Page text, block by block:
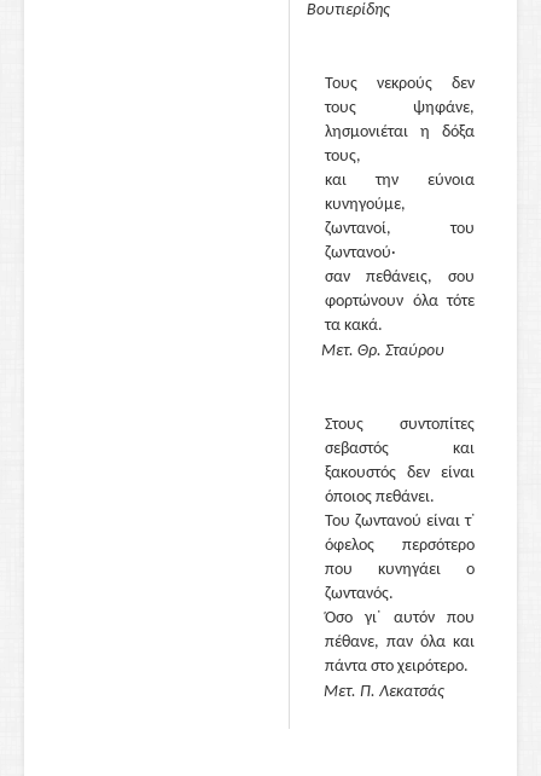
Βουτιερίδης
Τους νεκρούς δεν
τους ψηφάνε,
λησμονιέται η δόξα
τους,
και την εύνοια
κυνηγούμε,
ζωντανοί, του
ζωντανού·
σαν πεθάνεις, σου
φορτώνουν όλα τότε
τα κακά.
Μετ. Θρ. Σταύρου
Στους συντοπίτες
σεβαστός και
ξακουστός δεν είναι
όποιος πεθάνει.
Του ζωντανού είναι τ᾽
όφελος περσότερο
που κυνηγάει ο
ζωντανός.
Όσο γι᾽ αυτόν που
πέθανε, παν όλα και
πάντα στο χειρότερο.
Μετ. Π. Λεκατσάς